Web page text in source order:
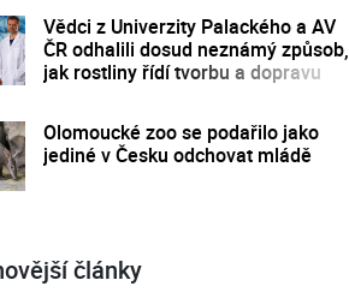
Vědci z Univerzity Palackého a AV
ČR odhalili dosud neznámý způsob,
jak rostliny řídí tvorbu a dopravu
Olomoucké zoo se podařilo jako
jediné v Česku odchovat mládě
články